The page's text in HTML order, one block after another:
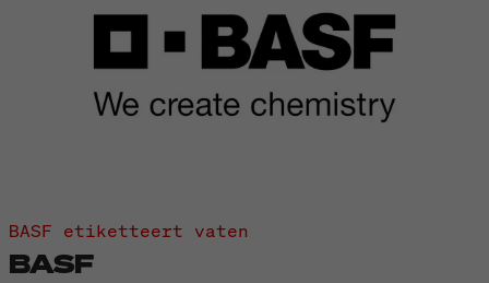
BASF etiketteert vaten
BASF